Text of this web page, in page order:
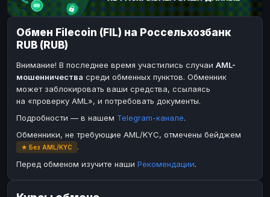
Bitcoin Cash BCH
BinanceCoin BEP20
Ether Classic
SOL
Ripple XRP
Bitcoin Cash BCH
BinanceCoin
Ripple
Paxum USD
Perfect Money
Payoneer USD
Paxum
Payoneer
Обмен Filecoin (FIL) на Россельхозбанк
RUB (RUB)
Внимание! В последнее время участились случаи AML-
мошенничества среди обменных пунктов. Обменник
может заблокировать ваши средства, ссылаясь
на «проверку AML», и потребовать документы.
Подробности — в нашем Telegram-канале.
Обменники, не требующие AML/KYC, отмечены бейджем
★ Без AML/KYC
.
Перед обменом изучите наши Рекомендации.